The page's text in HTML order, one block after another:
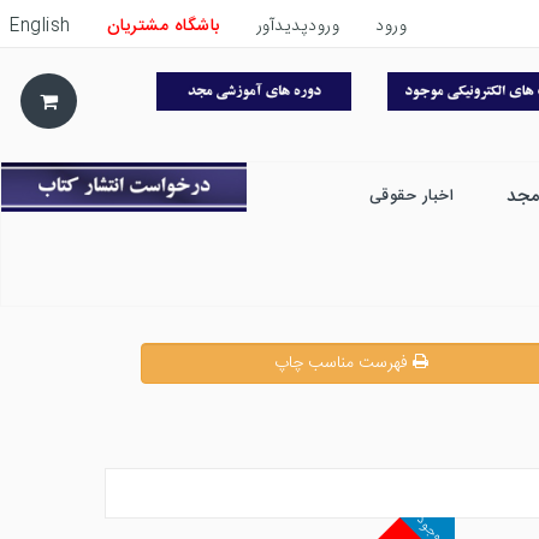
ورود ورودپدیدآور باشگاه مشتریان English
اخبار حقوقی
فهرست مناسب چاپ